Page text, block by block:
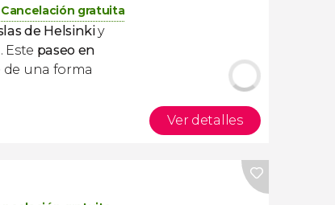
Cancelación gratuita
de Helsinkiy
Este paseo en
de una forma
Ver detalles